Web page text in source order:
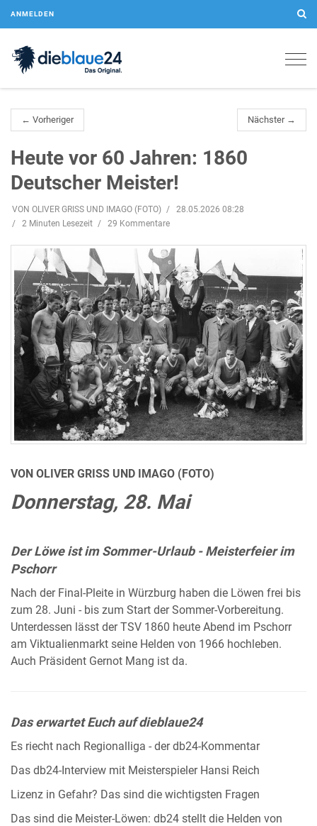
ANMELDEN
← Vorheriger Nächster →
Heute vor 60 Jahren: 1860
Deutscher Meister!
VON OLIVER GRISS UND IMAGO (FOTO)
28.05.2026 08:28
2 Minuten Lesezeit
29 Kommentare
VON OLIVER GRISS UND IMAGO (FOTO)
Donnerstag, 28. Mai
Der Löwe ist im Sommer-Urlaub - Meisterfeier im
Pschorr
Nach der Final-Pleite in Würzburg haben die Löwen frei bis
zum 28. Juni - bis zum Start der Sommer-Vorbereitung.
Unterdessen lässt der TSV 1860 heute Abend im Pschorr
am Viktualienmarkt seine Helden von 1966 hochleben.
Auch Präsident Gernot Mang ist da.
Das erwartet Euch auf dieblaue24
Es riecht nach Regionalliga - der db24-Kommentar
Das db24-Interview mit Meisterspieler Hansi Reich
Lizenz in Gefahr? Das sind die wichtigsten Fragen
Das sind die Meister-Löwen: db24 stellt die Helden von